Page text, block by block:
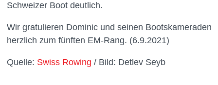
Schweizer Boot deutlich.
Wir gratulieren Dominic und seinen Bootskameraden
herzlich zum fünften EM-Rang. (6.9.2021)
Quelle: Swiss Rowing / Bild: Detlev Seyb